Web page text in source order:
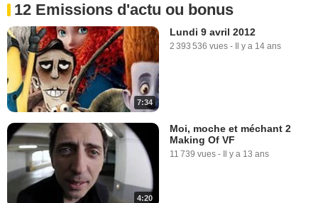
12 Emissions d'actu ou bonus
7:34
Lundi 9 avril 2012
2 393 536 vues - Il y a 14 ans
4:20
Moi, moche et méchant 2
Making Of VF
11 739 vues - Il y a 13 ans